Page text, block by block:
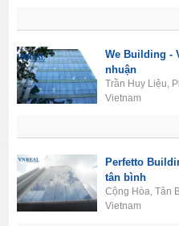
We Building -
nhuận
Trần Huy Liệu,
Vietnam
Perfetto
tân bình
Cộng Hòa, Tân
Vietnam